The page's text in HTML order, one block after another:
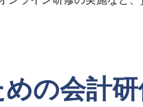
めの会計